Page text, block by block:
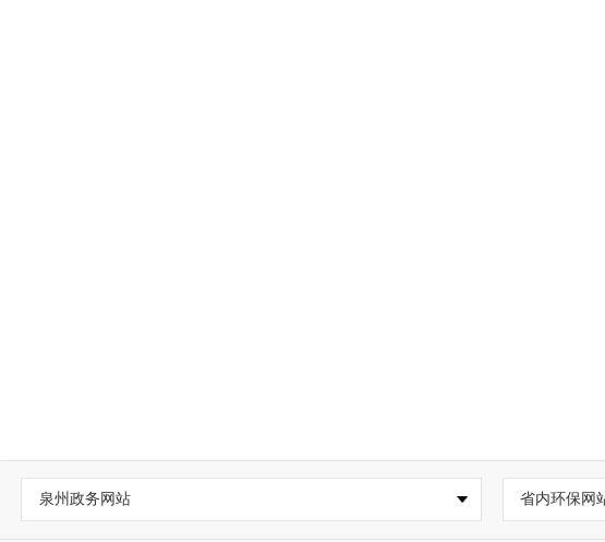
泉州政务网站 省内环保网